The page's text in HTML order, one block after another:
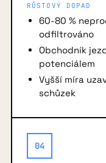
RŮSTOVÝ DOPAD
60-80 %
odfiltrováno
Obchodník
potenciálem
Vyšší míra
schůzek
04